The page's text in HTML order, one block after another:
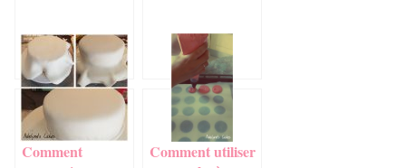
Comment
Comment utiliser